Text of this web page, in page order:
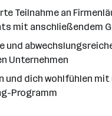
Teilnahme an
mit anschließendem
und
Unternehmen
und dich wohlfühlen mit
Programm